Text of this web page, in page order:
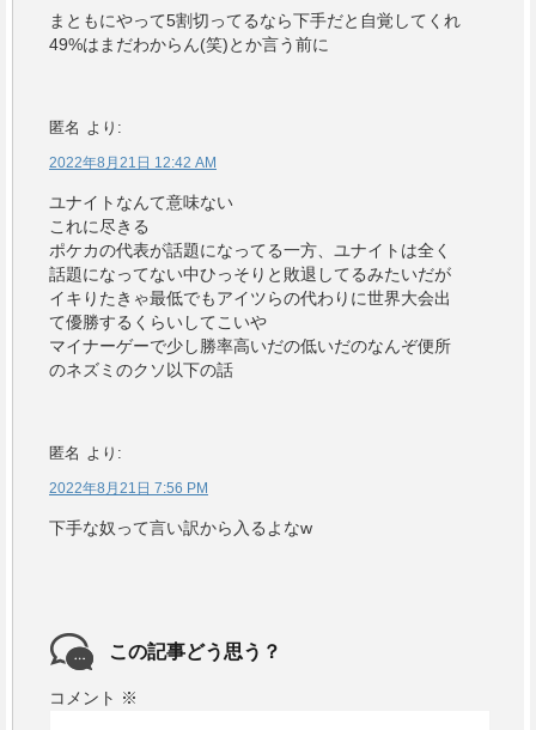
まともにやって5割切ってるなら下手だと自覚してくれ
49%はまだわからん(笑)とか言う前に
匿名 より:
2022年8月21日 12:42 AM
ユナイトなんて意味ない
これに尽きる
ポケカの代表が話題になってる一方、ユナイトは全く
話題になってない中ひっそりと敗退してるみたいだが
イキりたきゃ最低でもアイツらの代わりに世界大会出
て優勝するくらいしてこいや
マイナーゲーで少し勝率高いだの低いだのなんぞ便所
のネズミのクソ以下の話
匿名 より:
2022年8月21日 7:56 PM
下手な奴って言い訳から入るよなw
この記事どう思う？
コメント ※